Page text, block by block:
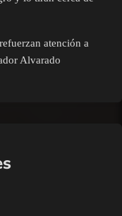
atención a
Alvarado